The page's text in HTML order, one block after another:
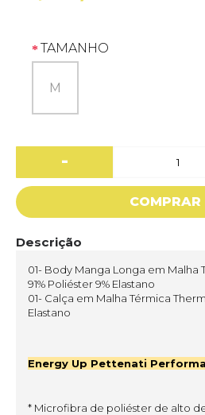
TAMANHO
M
-
COMPRAR
Descrição
01- Body Manga Longa em Malha
91% Poliéster 9% Elastano
01- Calça em Malha Térmica
Elastano
Energy Up Pettenati
* Microfibra de poliéster de alto